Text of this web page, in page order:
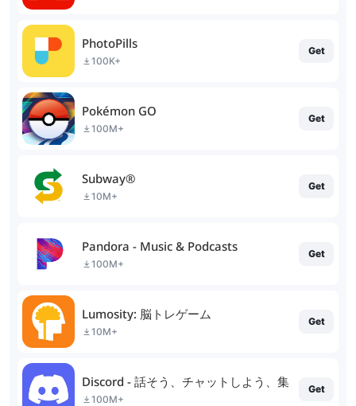
PhotoPills
100K+
Get
Pokémon GO
100M+
Get
Subway®
10M+
Get
Pandora - Music & Podcasts
100M+
Get
Lumosity: 脳トレゲーム
10M+
Get
Discord - 話そう、チャットしよう、集まろう
100M+
Get